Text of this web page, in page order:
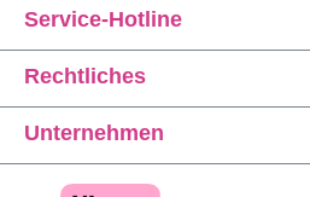
Service-Hotline
Rechtliches
Unternehmen